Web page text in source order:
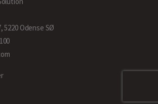
5220 Odense SØ